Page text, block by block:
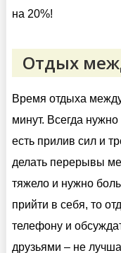
на 20%!
Отдых
Время отдыха
минут. Всегда
есть прилив сил и
делать перерывы
тяжело и нужно
прийти в себя, то
телефону и
друзьями – не